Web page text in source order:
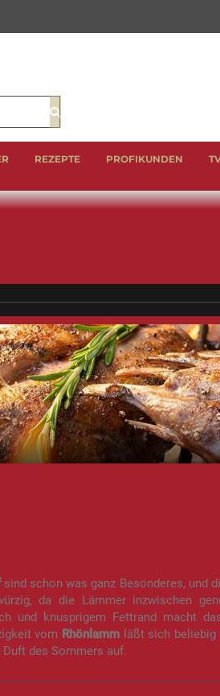
Suche
REZEPTE PROFIKUNDEN
sind schon was ganz Besonderes, und
da die Lämmer inzwischen
und knusprigem Fettrand macht
vom Rhönlamm läßt sich
des Sommers auf.